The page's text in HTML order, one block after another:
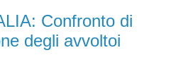
Confronto di
degli avvoltoi